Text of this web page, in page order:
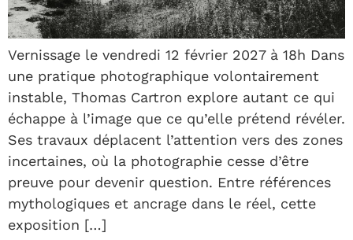
Vernissage le vendredi 12 février 2027 à 18h Dans
une pratique photographique volontairement
instable, Thomas Cartron explore autant ce qui
échappe à l’image que ce qu’elle prétend révéler.
Ses travaux déplacent l’attention vers des zones
incertaines, où la photographie cesse d’être
preuve pour devenir question. Entre références
mythologiques et ancrage dans le réel, cette
exposition […]